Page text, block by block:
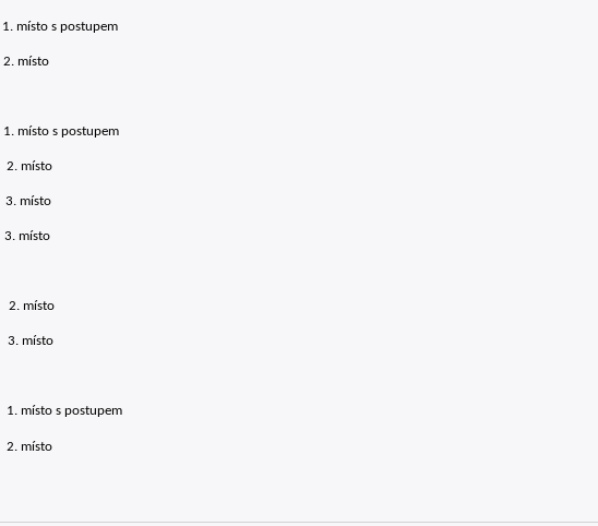
s postupem
místo
s postupem
místo
2. místo
místo
s postupem
místo